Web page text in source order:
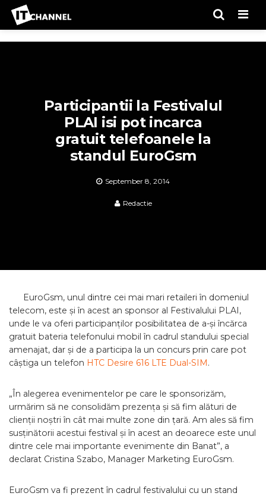
Participantii la Festivalul
PLAI isi pot incarca
gratuit telefoanele la
standul EuroGsm
September 8, 2014
Redactie
EuroGsm, unul dintre cei mai mari retaileri în domeniul
telecom, este și în acest an sponsor al Festivalului PLAI,
unde le va oferi participanților posibilitatea de a-și încărca
gratuit bateria telefonului mobil în cadrul standului special
amenajat, dar și de a participa la un concurs prin care pot
câștiga un telefon HTC Desire 616 LTE Dual-SIM.
„În alegerea evenimentelor pe care le sponsorizăm,
urmărim să ne consolidăm prezența și să fim alături de
clienții noștri în cât mai multe zone din țară. Am ales să fim
susținătorii acestui festival și în acest an deoarece este unul
dintre cele mai importante evenimente din Banat”, a
declarat Cristina Szabo, Manager Marketing EuroGsm.
EuroGsm va fi prezent în cadrul festivalului cu un stand